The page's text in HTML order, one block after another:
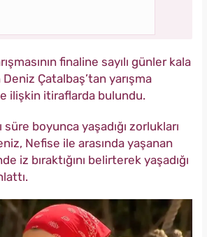
finaline sayılı günler kala
Çatalbaş’tan yarışma
ilişkin itiraflarda bulundu.
süre boyunca yaşadığı zorlukları
Nefise ile arasında yaşanan
iz bıraktığını belirterek yaşadığı